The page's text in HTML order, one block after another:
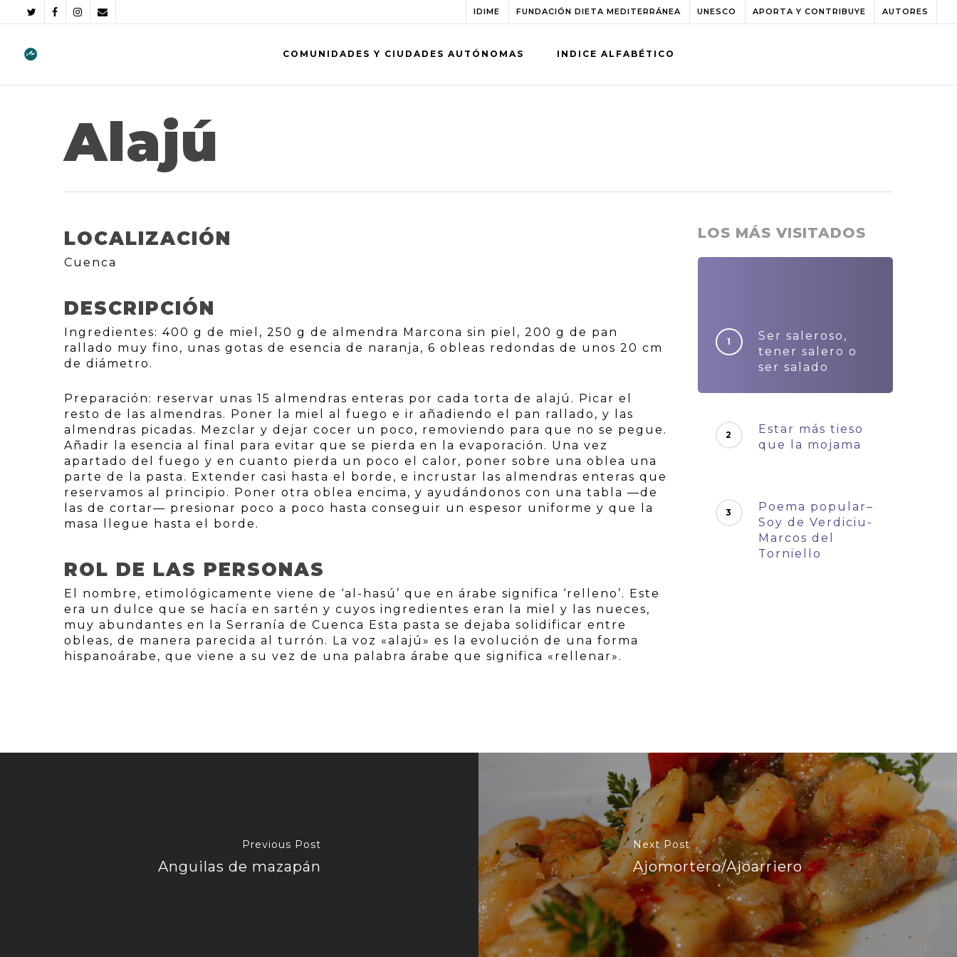
IDIME FUNDACIÓN DIETA MEDITERRÁNEA UNESCO APORTA Y CONTRIBUYE AUTORES
COMUNIDADES Y CIUDADES AUTÓNOMAS INDICE ALFABÉTICO
Alajú
LOCALIZACIÓN
Cuenca
DESCRIPCIÓN
Ingredientes: 400 g de miel, 250 g de almendra Marcona sin piel, 200 g de pan
rallado muy fino, unas gotas de esencia de naranja, 6 obleas redondas de unos 20 cm
de diámetro.
Preparación: reservar unas 15 almendras enteras por cada torta de alajú. Picar el
resto de las almendras. Poner la miel al fuego e ir añadiendo el pan rallado, y las
almendras picadas. Mezclar y dejar cocer un poco, removiendo para que no se pegue.
Añadir la esencia al final para evitar que se pierda en la evaporación. Una vez
apartado del fuego y en cuanto pierda un poco el calor, poner sobre una oblea una
parte de la pasta. Extender casi hasta el borde, e incrustar las almendras enteras que
reservamos al principio. Poner otra oblea encima, y ayudándonos con una tabla —de
las de cortar— presionar poco a poco hasta conseguir un espesor uniforme y que la
masa llegue hasta el borde.
ROL DE LAS PERSONAS
El nombre, etimológicamente viene de ‘al-hasú’ que en árabe significa ‘relleno’. Este
era un dulce que se hacía en sartén y cuyos ingredientes eran la miel y las nueces,
muy abundantes en la Serranía de Cuenca Esta pasta se dejaba solidificar entre
obleas, de manera parecida al turrón. La voz «alajú» es la evolución de una forma
hispanoárabe, que viene a su vez de una palabra árabe que significa «rellenar».
LOS MÁS VISITADOS
Ser saleroso,
tener salero o
ser salado
Estar más tieso
que la mojama
Poema popular–
Soy de Verdiciu-
Marcos del
Torniello
Previous Post
Anguilas de mazapán
Next Post
Ajomortero/Ajoarriero